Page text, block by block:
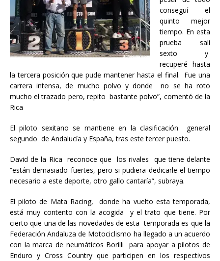
conseguí el
quinto mejor
tiempo. En esta
prueba salí
sexto y
recuperé hasta
la tercera posición que pude mantener hasta el final. Fue una
carrera intensa, de mucho polvo y donde no se ha roto
mucho el trazado pero, repito bastante polvo”, comentó de la
Rica
El piloto sexitano se mantiene en la clasificación general
segundo de Andalucía y España, tras este tercer puesto.
David de la Rica reconoce que los rivales que tiene delante
“están demasiado fuertes, pero si pudiera dedicarle el tiempo
necesario a este deporte, otro gallo cantaría”, subraya.
El piloto de Mata Racing, donde ha vuelto esta temporada,
está muy contento con la acogida y el trato que tiene. Por
cierto que una de las novedades de esta temporada es que la
Federación Andaluza de Motociclismo ha llegado a un acuerdo
con la marca de neumáticos Borilli para apoyar a pilotos de
Enduro y Cross Country que participen en los respectivos